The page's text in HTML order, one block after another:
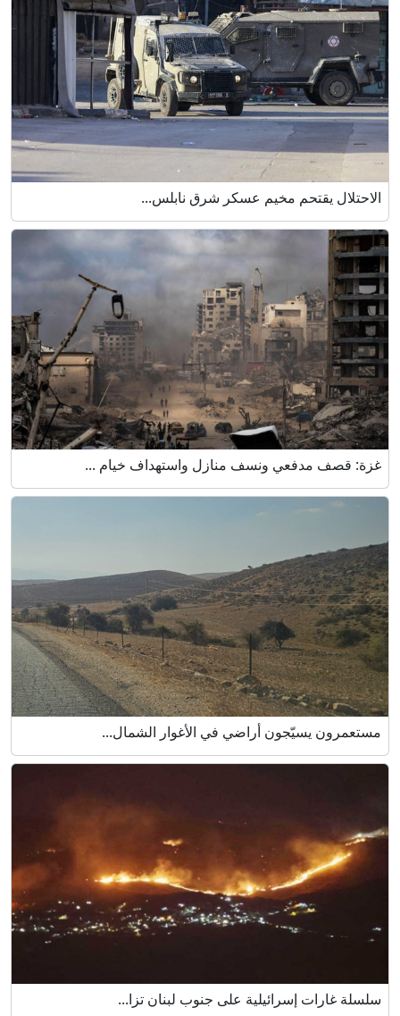
الاحتلال يقتحم مخيم عسكر شرق نابلس...
غزة: قصف مدفعي ونسف منازل واستهداف خيام ...
مستعمرون يسيّجون أراضي في الأغوار الشمال...
سلسلة غارات إسرائيلية على جنوب لبنان تزا...